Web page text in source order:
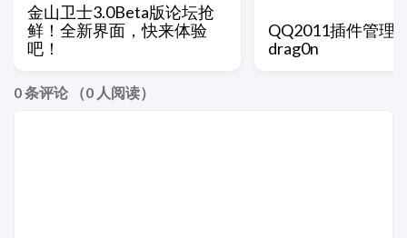
金山卫士3.0Beta版论坛抢
鲜！全新界面，快来体验
吧！
QQ2011插件管理
drag0n
0条评论 （0 人阅读）